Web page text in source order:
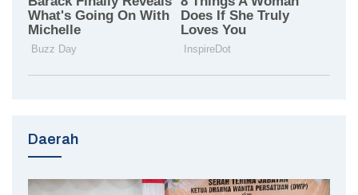
Daerah